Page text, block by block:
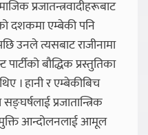
प्रजातन्त्रवादीहरूबाट
दशकमा एम्बेकी पनि
उनले त्यसबाट राजीनामा
बौद्धिक प्रस्तुतिका
। हानी र एम्बेकीबिच
प्रजातान्त्रिक
मुक्ति आन्दोलनलाई आमूल